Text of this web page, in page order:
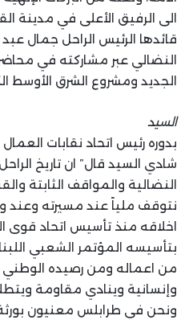
الى الرفيق الأعلى في مدينة
قائدها الرئيس الراحل جمال عبد
النضالي عبر مشاركته في
الجديد ومشروع الشرق الأوسط
السيد
بدوره رئيس اتحاد نقابات
شادي السيد قال” ان تاريخ
النضالية والمواقف الثابتة
نتوقف ملياً عند مسيرته وعند
اخلاقه منذ تأسيس اتحاد قوى
بتأسيسه المؤتمر الشعبي
من اعماله ومن رصيده الوطني
وإنسانية وينادي مقاومة
ونحن في طرابلس معنيون بورثة